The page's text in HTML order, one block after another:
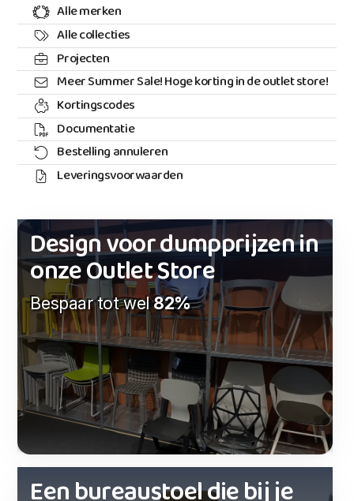
Alle merken
Alle collecties
Projecten
Meer Summer Sale! Hoge korting in de outlet store!
Kortingscodes
Documentatie
Bestelling annuleren
Leveringsvoorwaarden
Design voor dumpprijzen in
onze Outlet Store
Bespaar tot wel82%